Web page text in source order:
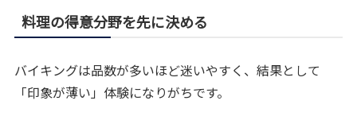
料理の得意分野を先に決める
バイキングは品数が多いほど迷いやすく、結果として
「印象が薄い」体験になりがちです。